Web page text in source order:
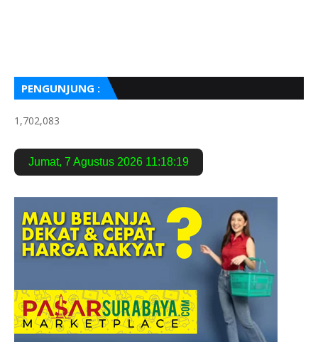
PENGUNJUNG :
1,702,083
Jumat, 7 Agustus 2026 11:18:20